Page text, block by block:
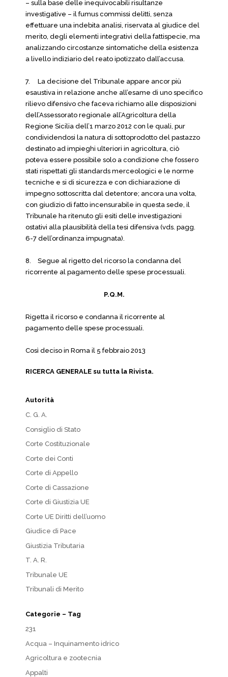
– sulla base delle inequivocabili risultanze
investigative – il fumus commissi delitti, senza
effettuare una indebita analisi, riservata al giudice del
merito, degli elementi integrativi della fattispecie, ma
analizzando circostanze sintomatiche della esistenza
a livello indiziario del reato ipotizzato dall’accusa.
7.
La decisione del Tribunale appare ancor più
esaustiva in relazione anche all’esame di uno specifico
rilievo difensivo che faceva richiamo alle disposizioni
dell’Assessorato regionale all’Agricoltura della
Regione Sicilia dell’1 marzo 2012 con le quali, pur
condividendosi la natura di sottoprodotto del pastazzo
destinato ad impieghi ulteriori in agricoltura, ciò
poteva essere possibile solo a condizione che fossero
stati rispettati gli standards merceologici e le norme
tecniche e si di sicurezza e con dichiarazione di
impegno sottoscritta dal detentore; ancora una volta,
con giudizio di fatto incensurabile in questa sede, il
Tribunale ha ritenuto gli esiti delle investigazioni
ostativi alla plausibilità della tesi difensiva (vds. pagg.
6-7 dell’ordinanza impugnata).
8.
Segue al rigetto del ricorso la condanna del
ricorrente al pagamento delle spese processuali.
P.Q.M.
Rigetta il ricorso e condanna il ricorrente al
pagamento delle spese processuali.
Così deciso in Roma il 5 febbraio 2013
RICERCA GENERALE su tutta la Rivista.
Autorità
C. G. A.
Consiglio di Stato
Corte Costituzionale
Corte dei Conti
Corte di Appello
Corte di Cassazione
Corte di Giustizia UE
Corte UE Diritti dell’uomo
Giudice di Pace
Giustizia Tributaria
T. A. R.
Tribunale UE
Tribunali di Merito
Categorie – Tag
231
Acqua – Inquinamento idrico
Agricoltura e zootecnia
Appalti